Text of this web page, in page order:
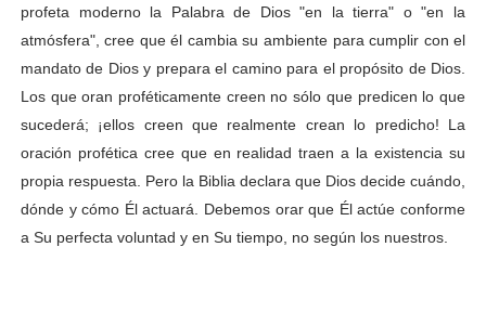
profeta moderno la Palabra de Dios "en la tierra" o "en la
atmósfera", cree que él cambia su ambiente para cumplir con el
mandato de Dios y prepara el camino para el propósito de Dios.
Los que oran proféticamente creen no sólo que predicen lo que
sucederá; ¡ellos creen que realmente crean lo predicho! La
oración profética cree que en realidad traen a la existencia su
propia respuesta. Pero la Biblia declara que Dios decide cuándo,
dónde y cómo Él actuará. Debemos orar que Él actúe conforme
a Su perfecta voluntad y en Su tiempo, no según los nuestros.